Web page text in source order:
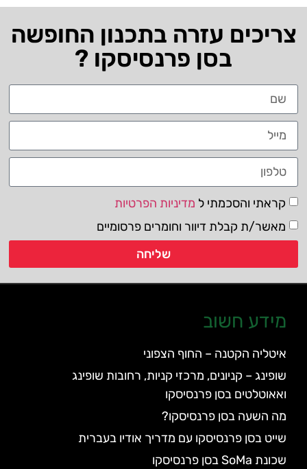
צריכים עזרה בתכנון החופשה
בסן פרנסיסקו ?
קראתי והסכמתי ל מדיניות הפרטיות
מאשר/ת קבלת דיוור וחומרים פרסומיים
שליחה
מידע חשוב
איטליה הקטנה – החוף הצפוני
שופינג – קניונים, מרכזי קניות, רחובות שופינג
ואאוטלטים בסן פרנסיסקו
מה השעה בסן פרנסיסקו?
שייט בסן פרנסיסקו עם מדריך אודיו בעברית
שכונת SoMa בסן פרנסיסקו